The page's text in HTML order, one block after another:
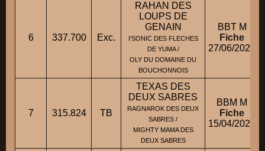
6 337.700 Exc.
RAHAN DES
LOUPS DE
GENAIN
I'SONIC DES FLECHES
DE YUMA /
OLY DU DOMAINE DU
BOUCHONNOIS
BBT M
Fiche
27/06/2020
7 315.824 TB
TEXAS DES
DEUX SABRES
RAGNAROK DES DEUX
SABRES /
MIGHTY MAMA DES
DEUX SABRES
BBM M
Fiche
15/04/2022